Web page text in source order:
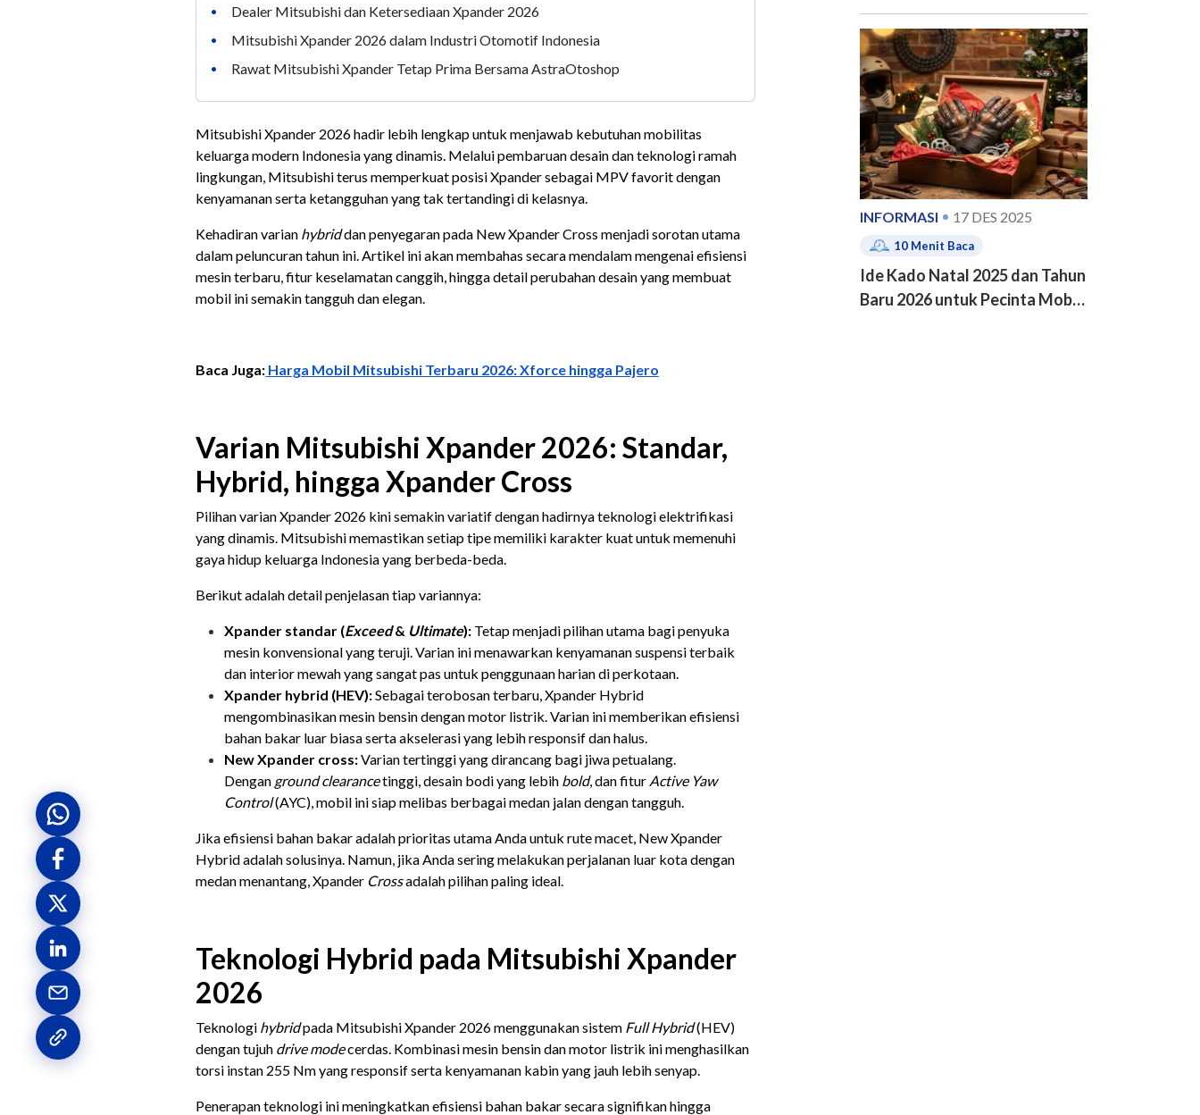
• Dealer Mitsubishi dan Ketersediaan Xpander 2026
• Mitsubishi Xpander 2026 dalam Industri Otomotif Indonesia
• Rawat Mitsubishi Xpander Tetap Prima Bersama AstraOtoshop
Mitsubishi Xpander 2026 hadir lebih lengkap untuk menjawab kebutuhan mobilitas
keluarga modern Indonesia yang dinamis. Melalui pembaruan desain dan teknologi ramah
lingkungan, Mitsubishi terus memperkuat posisi Xpander sebagai MPV favorit dengan
kenyamanan serta ketangguhan yang tak tertandingi di kelasnya.
Kehadiran varian hybriddan penyegaran pada New Xpander Cross menjadi sorotan utama
dalam peluncuran tahun ini. Artikel ini akan membahas secara mendalam mengenai efisiensi
mesin terbaru, fitur keselamatan canggih, hingga detail perubahan desain yang membuat
mobil ini semakin tangguh dan elegan.
Baca Juga: Harga Mobil Mitsubishi Terbaru 2026: Xforce hingga Pajero
Varian Mitsubishi Xpander 2026: Standar,
Hybrid, hingga Xpander Cross
Pilihan varian Xpander 2026 kini semakin variatif dengan hadirnya teknologi elektrifikasi
yang dinamis. Mitsubishi memastikan setiap tipe memiliki karakter kuat untuk memenuhi
gaya hidup keluarga Indonesia yang berbeda-beda.
Berikut adalah detail penjelasan tiap variannya:
Xpander standar (Exceed& Ultimate): Tetap menjadi pilihan utama bagi penyuka
mesin konvensional yang teruji. Varian ini menawarkan kenyamanan suspensi terbaik
dan interior mewah yang sangat pas untuk penggunaan harian di perkotaan.
Xpander hybrid (HEV):Sebagai terobosan terbaru, Xpander Hybrid
mengombinasikan mesin bensin dengan motor listrik. Varian ini memberikan efisiensi
bahan bakar luar biasa serta akselerasi yang lebih responsif dan halus.
New Xpander cross:Varian tertinggi yang dirancang bagi jiwa petualang.
Dengan ground clearancetinggi, desain bodi yang lebih bold, dan fitur Active Yaw
Control(AYC), mobil ini siap melibas berbagai medan jalan dengan tangguh.
Jika efisiensi bahan bakar adalah prioritas utama Anda untuk rute macet, New Xpander
Hybridadalah solusinya. Namun, jika Anda sering melakukan perjalanan luar kota dengan
medan menantang, Xpander Crossadalah pilihan paling ideal.
Teknologi Hybrid pada Mitsubishi Xpander
2026
Teknologi hybridpada Mitsubishi Xpander 2026 menggunakan sistem Full Hybrid(HEV)
dengan tujuh drive modecerdas. Kombinasi mesin bensin dan motor listrik ini menghasilkan
torsi instan 255 Nm yang responsif serta kenyamanan kabin yang jauh lebih senyap.
Penerapan teknologi ini meningkatkan efisiensi bahan bakar secara signifikan hingga
Transportasinya
INFORMASI 17 DES 2025
10 Menit Baca
Ide Kado Natal 2025 dan Tahun
Baru 2026 untuk Pecinta Mobil